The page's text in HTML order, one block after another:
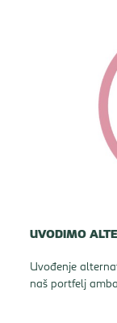
UVODIMO
Uvođenje
naš portfelj